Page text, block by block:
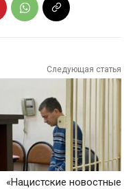
Следующая статья
«Нацистские новостные